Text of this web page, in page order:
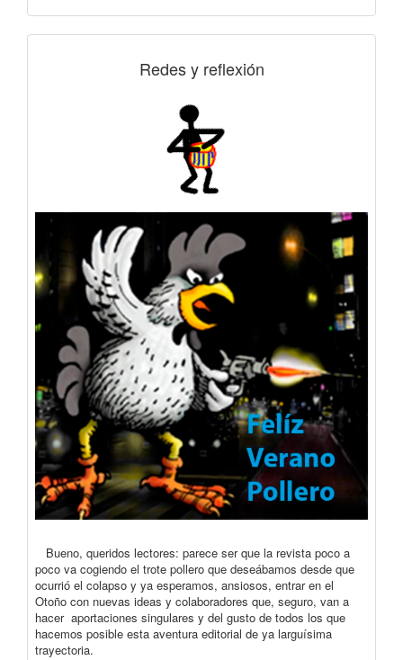
Redes y reflexión
Bueno, queridos lectores: parece ser que la revista poco a
poco va cogiendo el trote pollero que deseábamos desde que
ocurrió el colapso y ya esperamos, ansiosos, entrar en el
Otoño con nuevas ideas y colaboradores que, seguro, van a
hacer aportaciones singulares y del gusto de todos los que
hacemos posible esta aventura editorial de ya larguísima
trayectoria.